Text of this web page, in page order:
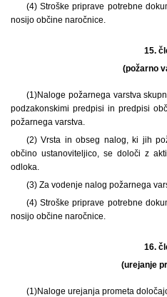
(4) Stroške priprave potrebne
nosijo občine naročnice.
15.
(požarno
(1)Naloge požarnega varstva
podzakonskimi predpisi in predpisi
požarnega varstva.
(2) Vrsta in obseg nalog, ki jih
občino ustanoviteljico, se določi z
odloka.
(3) Za vodenje nalog požarnega
(4) Stroške priprave potrebne
nosijo občine naročnice.
16.
(urejanje
(1)Naloge urejanja prometa